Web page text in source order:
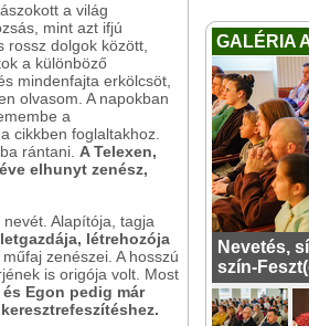
a világ
mint azt ifjú
dolgok között,
a különböző
mindenfajta erkölcsöt,
olvasom. A napokban
a
cikkben foglaltakhoz.
rántani. A Telexen,
elhunyt zenész,
Alapítója, tagja
létrehozója
zenészei. A hosszú
is origója volt. Most
Egon pedig már
GALÉRIA
Nevetés,
szín-